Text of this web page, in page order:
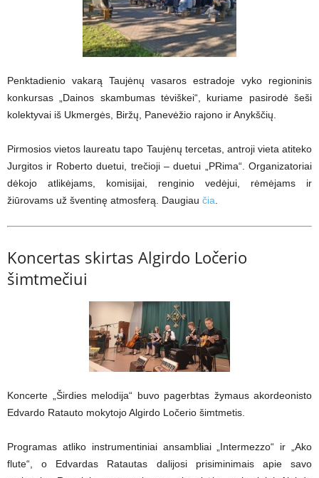
Penktadienio vakarą Taujėnų vasaros estradoje vyko regioninis
konkursas „Dainos skambumas tėviškei“, kuriame pasirodė šeši
kolektyvai iš Ukmergės, Biržų, Panevėžio rajono ir Anykščių.
Pirmosios vietos laureatu tapo Taujėnų tercetas, antroji vieta atiteko
Jurgitos ir Roberto duetui, trečioji – duetui „PRima“. Organizatoriai
dėkojo atlikėjams, komisijai, renginio vedėjui, rėmėjams ir
žiūrovams už šventinę atmosferą. Daugiau čia
Koncertas skirtas Algirdo Ločerio
šimtmečiui
Koncerte „Širdies melodija“ buvo pagerbtas žymaus akordeonisto
Edvardo Ratauto mokytojo Algirdo Ločerio šimtmetis.
Programas atliko instrumentiniai ansambliai „Intermezzo“ ir „Ako
flute“, o Edvardas Ratautas dalijosi prisiminimais apie savo